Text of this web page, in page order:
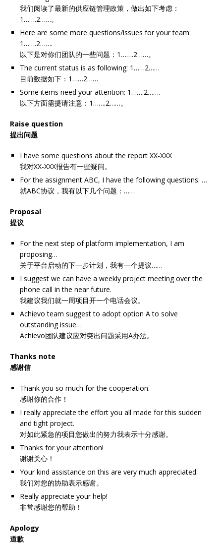
我们阅读了最新的供应链管理政策，做出如下考虑：
1…….2……。
Here are some more questions/issues for your team:
1…….2…….
以下是对你们团队的一些问题：1…….2……。
The current status is as following: 1……2……
目前数据如下：1……2……
Some items need your attention: 1…….2…….
以下方面需提请注意：1…….2……。
Raise question
提出问题
I have some questions about the report XX-XXX
我对XX-XXX报告有一些疑问。
For the assignment ABC, I have the following questions: …
就ABC协议，我有以下几个问题：……
Proposal
提议
For the next step of platform implementation, I am
proposing…
关于平台启动的下一步计划，我有一个提议……
I suggest we can have a weekly project meeting over the
phone call in the near future.
我建议我们就一周项目开一个电话会议。
Achievo team suggest to adopt option A to solve
outstanding issue…
Achievo团队建议应对突出问题采用A办法。
Thanks note
感谢信
Thank you so much for the cooperation.
感谢你的合作！
I really appreciate the effort you all made for this sudden
and tight project.
对如此紧急的项目您做出的努力我表示十分感谢。
Thanks for your attention!
谢谢关心！
Your kind assistance on this are very much appreciated.
我们对您的协助表示感谢。
Really appreciate your help!
非常感谢您的帮助！
Apology
道歉